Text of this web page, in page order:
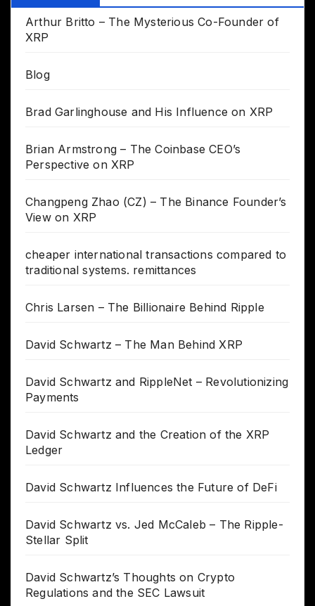
Arthur Britto – The Mysterious Co-Founder of
XRP
Blog
Brad Garlinghouse and His Influence on XRP
Brian Armstrong – The Coinbase CEO’s
Perspective on XRP
Changpeng Zhao (CZ) – The Binance Founder’s
View on XRP
cheaper international transactions compared to
traditional systems. remittances
Chris Larsen – The Billionaire Behind Ripple
David Schwartz – The Man Behind XRP
David Schwartz and RippleNet – Revolutionizing
Payments
David Schwartz and the Creation of the XRP
Ledger
David Schwartz Influences the Future of DeFi
David Schwartz vs. Jed McCaleb – The Ripple-
Stellar Split
David Schwartz’s Thoughts on Crypto
Regulations and the SEC Lawsuit